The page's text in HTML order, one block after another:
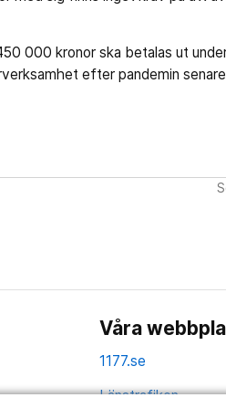
000 kronor ska betalas ut
efter pandemin
Våra
1177.se
Länstrafiken